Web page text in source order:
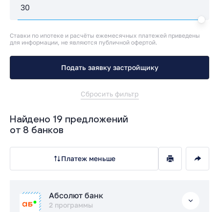
Ставки по ипотеке и расчёты ежемесячных платежей приведены
для информации, не являются публичной офертой.
Подать заявку застройщику
Сбросить фильтр
Найдено 19 предложений
от 8 банков
Платеж меньше
Абсолют банк
2 программы